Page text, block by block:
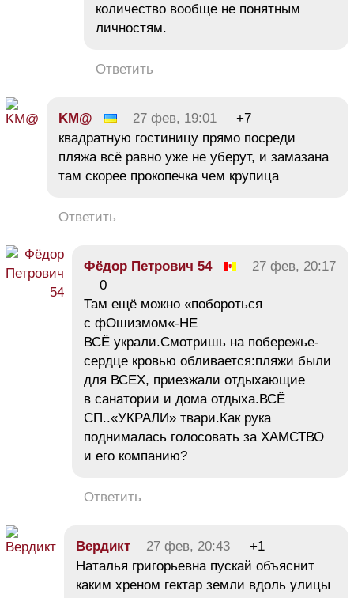
количество вообще не понятным
личностям.
Ответить
KM@ 27 фев, 19:01
+7
квадратную гостиницу прямо посреди
пляжа всё равно уже не уберут, и замазана
там скорее прокопечка чем крупица
Ответить
Фёдор Петрович 54
27 фев, 20:17
0
Там ещё можно «побороться
с фОшизмом«-НЕ
ВСЁ украли.Смотришь на побережье-
сердце кровью обливается:пляжи были
для ВСЕХ, приезжали отдыхающие
в санатории и дома отдыха.ВСЁ
СП..«УКРАЛИ» твари.Как рука
поднималась голосовать за ХАМСТВО
и его компанию?
Ответить
Вердикт 27 фев, 20:43
+1
Наталья григорьевна пускай объяснит
каким хреном гектар земли вдоль улицы